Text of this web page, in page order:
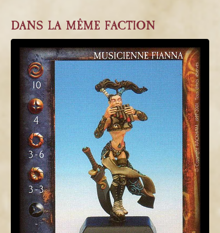
DANS LA MÊME FACTION